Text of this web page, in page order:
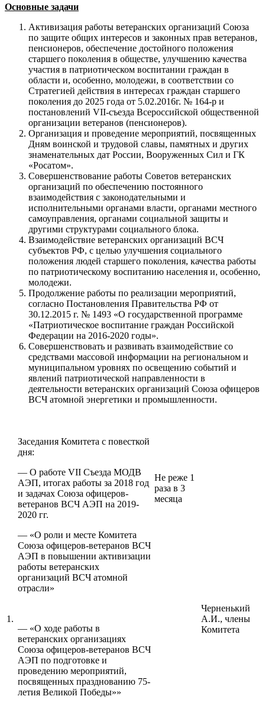
Основные задачи
Активизация работы ветеранских организаций Союза
по защите общих интересов и законных прав ветеранов,
пенсионеров, обеспечение достойного положения
старшего поколения в обществе, улучшению качества
участия в патриотическом воспитании граждан в
области и, особенно, молодежи, в соответствии со
Стратегией действия в интересах граждан старшего
поколения до 2025 года от 5.02.2016г. № 164-р и
постановлений VII-съезда Всероссийской общественной
организации ветеранов (пенсионеров).
Организация и проведение мероприятий, посвященных
Дням воинской и трудовой славы, памятных и других
знаменательных дат России, Вооруженных Сил и ГК
«Росатом».
Совершенствование работы Советов ветеранских
организаций по обеспечению постоянного
взаимодействия с законодательными и
исполнительными органами власти, органами местного
самоуправления, органами социальной защиты и
другими структурами социального блока.
Взаимодействие ветеранских организаций ВСЧ
субъектов РФ, с целью улучшения социального
положения людей старшего поколения, качества работы
по патриотическому воспитанию населения и, особенно,
молодежи.
Продолжение работы по реализации мероприятий,
согласно Постановления Правительства РФ от
30.12.2015 г. № 1493 «О государственной программе
«Патриотическое воспитание граждан Российской
Федерации на 2016-2020 годы».
Совершенствовать и развивать взаимодействие со
средствами массовой информации на региональном и
муниципальном уровнях по освещению событий и
явлений патриотической направленности в
деятельности ветеранских организаций Союза офицеров
ВСЧ атомной энергетики и промышленности.
1.
Заседания Комитета с повесткой
дня:
— О работе VII Съезда МОДВ
АЭП, итогах работы за 2018 год
и задачах Союза офицеров-
ветеранов ВСЧ АЭП на 2019-
2020 гг.
— «О роли и месте Комитета
Союза офицеров-ветеранов ВСЧ
АЭП в повышении активизации
работы ветеранских
организаций ВСЧ атомной
отрасли»
— «О ходе работы в
ветеранских организациях
Союза офицеров-ветеранов ВСЧ
АЭП по подготовке и
проведению мероприятий,
посвященных празднованию 75-
летия Великой Победы»»
Не реже 1
раза в 3
месяца
Черненький
А.И., члены
Комитета